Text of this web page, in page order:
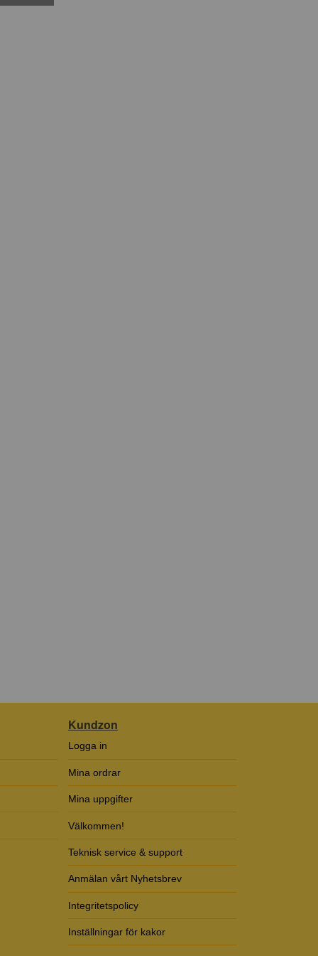
Kundzon
Logga in
Mina ordrar
Mina uppgifter
Välkommen!
Teknisk service & support
Anmälan vårt Nyhetsbrev
Integritetspolicy
Inställningar för kakor